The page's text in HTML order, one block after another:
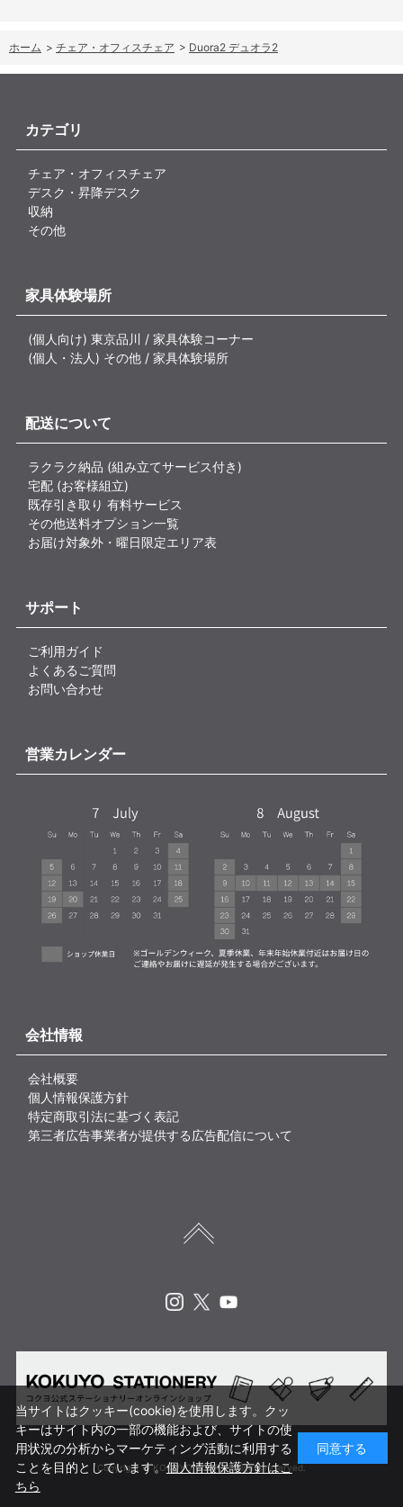
ホーム > チェア・オフィスチェア > Duora2 デュオラ2
カテゴリ
チェア・オフィスチェア
デスク・昇降デスク
収納
その他
家具体験場所
(個人向け) 東京品川 / 家具体験コーナー
(個人・法人) その他 / 家具体験場所
配送について
ラクラク納品 (組み立てサービス付き)
宅配 (お客様組立)
既存引き取り 有料サービス
その他送料オプション一覧
お届け対象外・曜日限定エリア表
サポート
ご利用ガイド
よくあるご質問
お問い合わせ
営業カレンダー
会社情報
会社概要
個人情報保護方針
特定商取引法に基づく表記
第三者広告事業者が提供する広告配信について
Copyright © KOKUYO CORP. All rights reserved.
当サイトはクッキー(cookie)を使用します。クッ
キーはサイト内の一部の機能および、サイトの使
用状況の分析からマーケティング活動に利用する
ことを目的としています。個人情報保護方針はこ
ちら
同意する